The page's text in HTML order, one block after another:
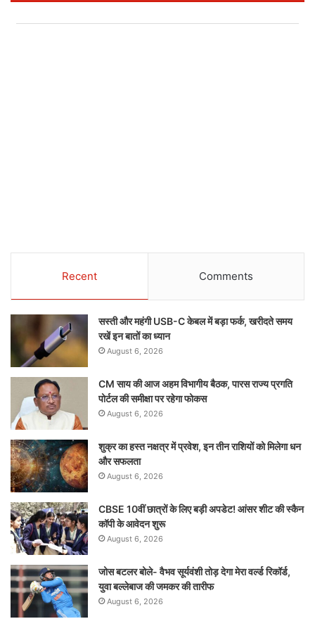
Recent Comments
सस्ती और महंगी USB-C केबल में बड़ा फर्क, खरीदते समय
रखें इन बातों का ध्यान
August 6, 2026
CM साय की आज अहम विभागीय बैठक, पारस राज्य प्रगति
पोर्टल की समीक्षा पर रहेगा फोकस
August 6, 2026
शुक्र का हस्त नक्षत्र में प्रवेश, इन तीन राशियों को मिलेगा धन
और सफलता
August 6, 2026
CBSE 10वीं छात्रों के लिए बड़ी अपडेट! आंसर शीट की स्कैन
कॉपी के आवेदन शुरू
August 6, 2026
जोस बटलर बोले- वैभव सूर्यवंशी तोड़ देगा मेरा वर्ल्ड रिकॉर्ड,
युवा बल्लेबाज की जमकर की तारीफ
August 6, 2026